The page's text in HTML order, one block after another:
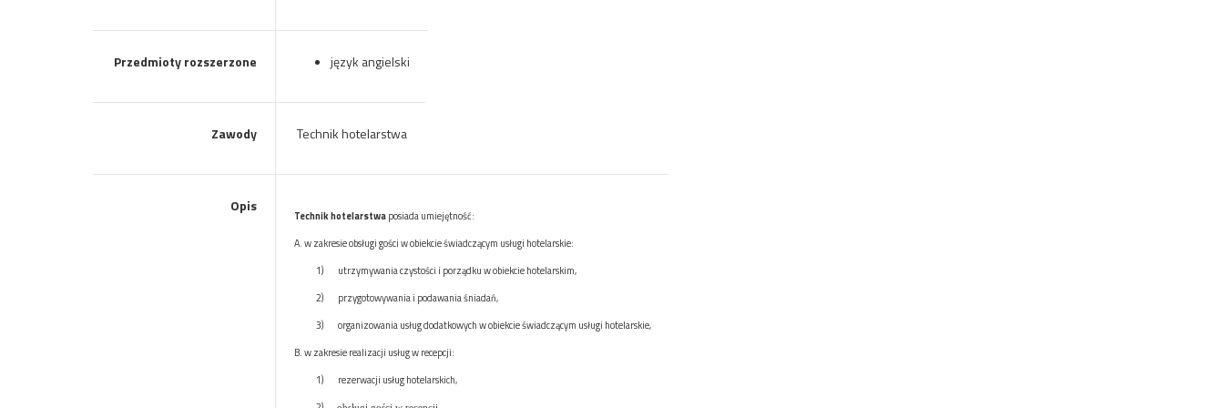
Przedmioty rozszerzone język angielski
Zawody Technik hotelarstwa
Opis
Technik hotelarstwaposiada umiejętność:
A. wzakresie obsługi gości w obiekcie świadczącym usługi hotelarskie:
1)
utrzymywania czystości i porządku w obiekcie hotelarskim,
2)
przygotowywania i podawania śniadań,
3)
organizowania usług dodatkowych w obiekcie świadczącym usługi hotelarskie,
B. wzakresie realizacji usług w recepcji:
1)
rezerwacji usług hotelarskich,